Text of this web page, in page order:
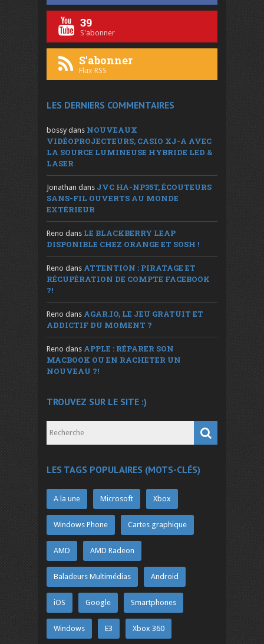
39
S'abonner
S'abonner
Flux RSS
LES DERNIERS COMMENTAIRES
bossy dans NOUVEAUX
VIDÉOPROJECTEURS, CASIO XJ-A AVEC
LA SOURCE LUMINEUSE HYBRIDE LED &
LASER
Jonathan dans JVC HA-NP35T, ÉCOUTEURS
SANS-FIL OUVERTS AU MONDE
EXTÉRIEUR
Reno dans LE BLACKBERRY LEAP
DISPONIBLE CHEZ ORANGE ET SOSH !
Reno dans ATTENTION : PIRATAGE ET
RÉCUPÉRATION DE COMPTE FACEBOOK
?!
Reno dans AGAR.IO, LE JEU GRATUIT ET
ADDICTIF DU MOMENT ?
Reno dans APPLE : RÉPARER SON
MACBOOK OU EN RACHETER UN
NOUVEAU ?!
TROUVEZ SUR LE SITE :)
LES TAGS POPULAIRES (MOTS-CLÉS)
A la une Microsoft Xbox
Windows Phone Cartes graphique
AMD AMD Radeon
Baladeurs Multimédias Android
iOS Google Smartphones
Windows E3 Xbox 360